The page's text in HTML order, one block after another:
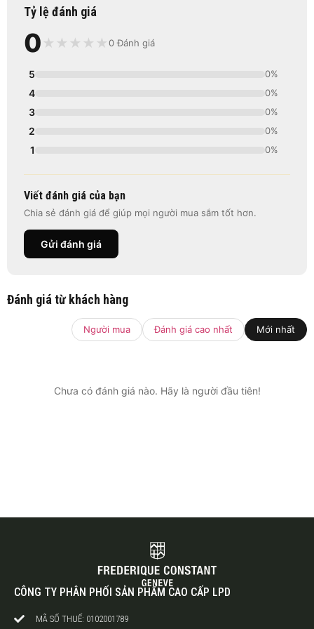
Tỷ lệ đánh giá
0 ★ ★ ★ ★ ★0 Đánh giá
5 0%
4 0%
3 0%
2 0%
1 0%
Viết đánh giá của bạn
Chia sẻ đánh giá để giúp mọi người mua sắm tốt hơn.
Gửi đánh giá
Đánh giá từ khách hàng
Người mua Đánh giá cao nhất Mới nhất
Chưa có đánh giá nào. Hãy là người đầu tiên!
CÔNG TY PHÂN PHỐI SẢN PHẨM CAO CẤP LPD
MÃ SỐ THUẾ: 0102001789